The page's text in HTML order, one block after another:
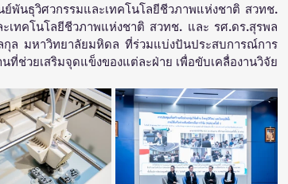
พันธุวิศวกรรมและเทคโนโลยีชีวภาพแห่งชาติ สวทช.
เทคโนโลยีชีวภาพแห่งชาติ สวทช. และ รศ.ดร.สุรพล
ล มหาวิทยาลัยมหิดล ที่ร่วมแบ่งปันประสบการณ์การ
ที่ช่วยเสริมจุดแข็งของแต่ละฝ่าย เพื่อขับเคลื่องานวิจัย